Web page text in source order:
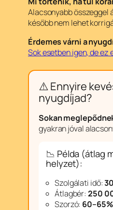
Alacsonyabb összeggel
később nem lehet
Érdemes várni a
Sok esetben igen, de ez
⚠️ Ennyire
nyugdíjad?
Sokan
gyakran jóval
📉 Példa (átlag
helyzet):
Szolgálati idő:
Átlagbér: 250
Szorzó: 60–65%